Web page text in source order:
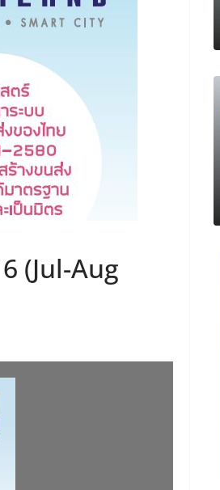
(Jul-Aug
2026 ConstructionThailand
รเหมืองแร่ : ปีที่ 15
3 พฤษภาคม-
น 2568
2025 ConstructionThailand